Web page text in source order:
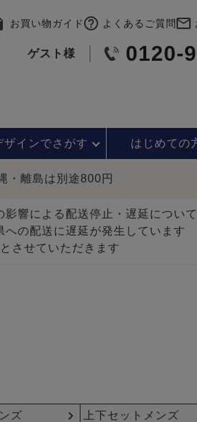
お買い物ガイド よくあるご質問
ゲスト様 0120-
ザインでさがす はじめての
・離島は別途800円
影響による配送停止・遅延につい
への配送に遅延が発生しています
させていただきます
ズ 上下セットメンズ